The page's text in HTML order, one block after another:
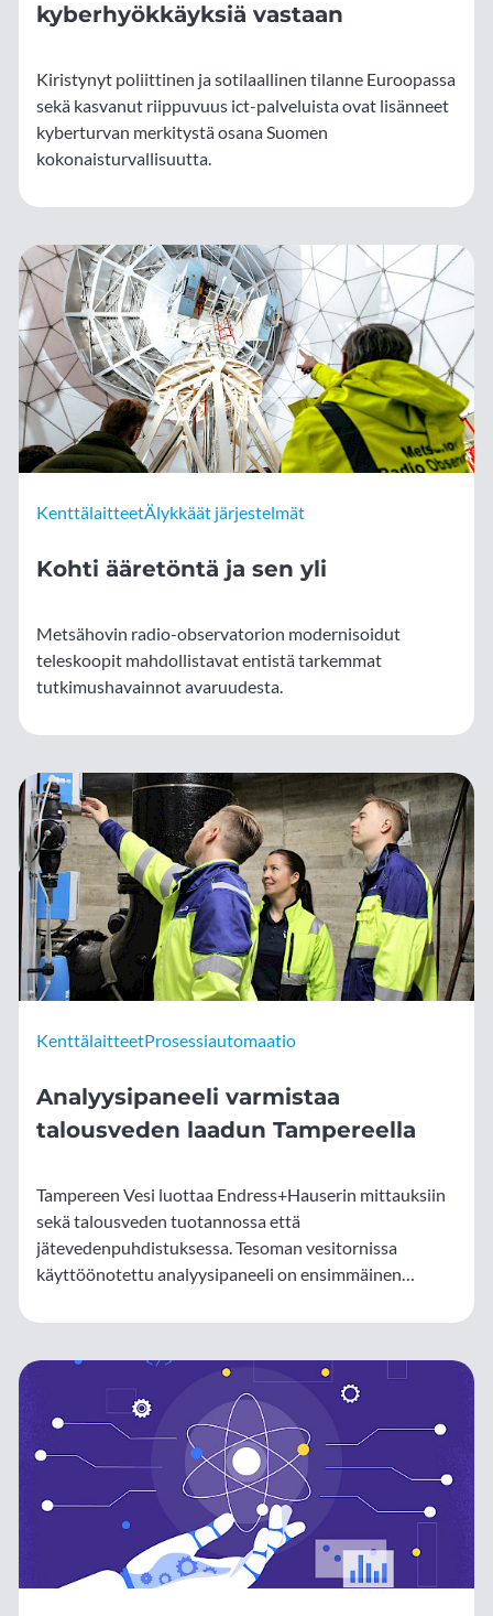
kyberhyökkäyksiä vastaan
Kiristynyt poliittinen ja sotilaallinen tilanne Euroopassa
sekä kasvanut riippuvuus ict-palveluista ovat lisänneet
kyberturvan merkitystä osana Suomen
kokonaisturvallisuutta.
KenttälaitteetÄlykkäät järjestelmät
Kohti ääretöntä ja sen yli
Metsähovin radio-observatorion modernisoidut
teleskoopit mahdollistavat entistä tarkemmat
tutkimushavainnot avaruudesta.
KenttälaitteetProsessiautomaatio
Analyysipaneeli varmistaa
talousveden laadun Tampereella
Tampereen Vesi luottaa Endress+Hauserin mittauksiin
sekä talousveden tuotannossa että
jätevedenpuhdistuksessa. Tesoman vesitornissa
käyttöönotettu analyysipaneeli on ensimmäinen